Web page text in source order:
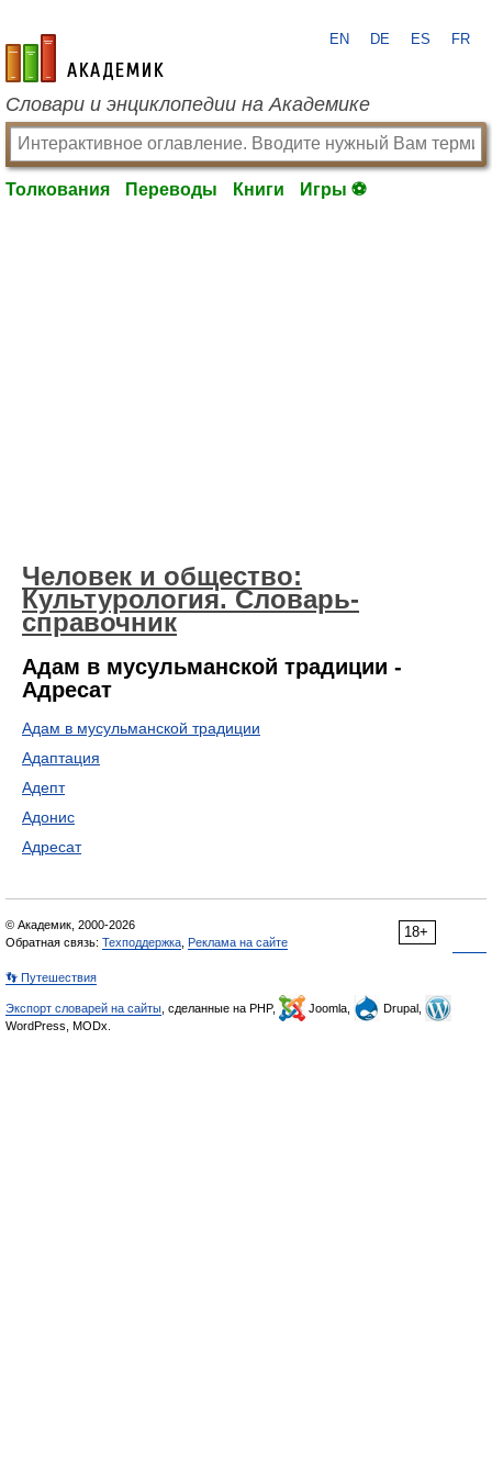
academic.ru
EN DE ES FR
Словари и энциклопедии на Академике
Толкования Переводы Книги Игры ⚽
Человек и общество:
Культурология. Словарь-
справочник
Адам в мусульманской традиции -
Адресат
Адам в мусульманской традиции
Адаптация
Адепт
Адонис
Адресат
18+
© Академик, 2000-2026
Обратная связь: Техподдержка Реклама на сайте
👣 Путешествия
Экспорт словарей на сайты , сделанные на PHP, Joomla,
Drupal,
WordPress, MODx.